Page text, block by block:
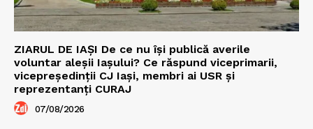
ZIARUL DE IAȘI De ce nu își publică averile
voluntar aleșii Iașului? Ce răspund viceprimarii,
vicepreședinții CJ Iași, membri ai USR și
reprezentanți CURAJ
07/08/2026